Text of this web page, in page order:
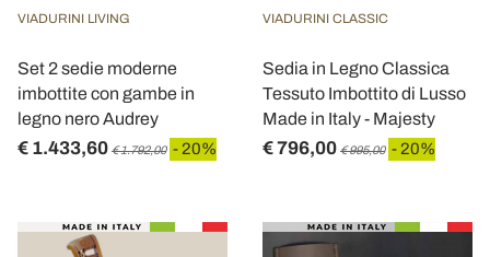
VIADURINI LIVING
Set 2 sedie moderne
imbottite con gambe in
legno nero Audrey
€ 1.433,60 € 1.792,00 - 20%
VIADURINI CLASSIC
Sedia in Legno Classica
Tessuto Imbottito di Lusso
Made in Italy - Majesty
€ 796,00 € 995,00 - 20%